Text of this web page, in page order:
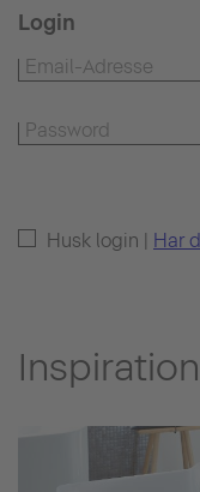
Login
Husk login | Har
Inspiration